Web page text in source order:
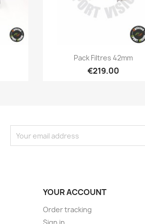
Quick view
Pack Filtres 42mm
€219.00
YOUR ACCOUNT
Order tracking